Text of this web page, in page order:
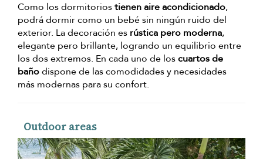
Como los dormitoriostienen aire acondicionado,
podrá dormir como un bebé sin ningún ruido del
exterior. La decoración es rústica pero moderna,
elegante pero brillante, logrando un equilibrio entre
los dos extremos. En cada uno de loscuartos de
bañodispone de las comodidades y necesidades
más modernas para su confort.
Outdoor areas